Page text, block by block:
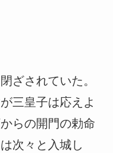
ざされていた。
三皇子は応えよ
らの開門の勅命
次々と入城し